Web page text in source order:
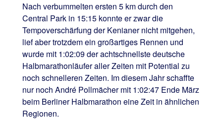
Nach verbummelten ersten 5 km durch den
Central Park in 15:15 konnte er zwar die
Tempoverschärfung der Kenianer nicht mitgehen,
lief aber trotzdem ein großartiges Rennen und
wurde mit 1:02:09 der achtschnellste deutsche
Halbmarathonläufer aller Zeiten mit Potential zu
noch schnelleren Zeiten. Im diesem Jahr schaffte
nur noch André Pollmächer mit 1:02:47 Ende März
beim Berliner Halbmarathon eine Zeit in ähnlichen
Regionen.